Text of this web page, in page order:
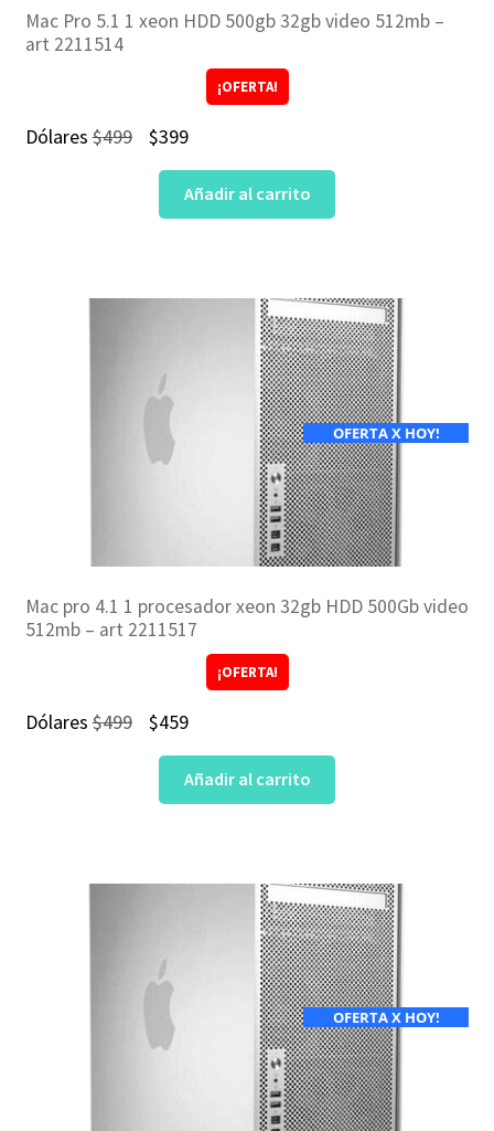
Mac Pro 5.1 1 xeon HDD 500gb 32gb video 512mb –
art 2211514
¡OFERTA!
Dólares$499
El
precio
original
$399El
precio
actual
Añadir al carrito
OFERTA X HOY!
Mac pro 4.1 1 procesador xeon 32gb HDD 500Gb video
512mb – art 2211517
¡OFERTA!
Dólares$499
El
precio
original
$459El
precio
actual
Añadir al carrito
OFERTA X HOY!